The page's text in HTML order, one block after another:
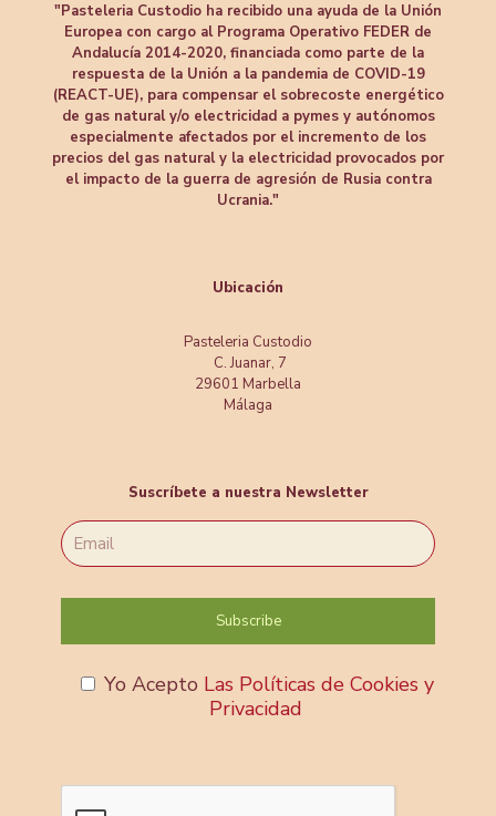
"Pasteleria Custodio ha recibido una ayuda de la Unión
Europea con cargo al Programa Operativo FEDER de
Andalucía 2014-2020, financiada como parte de la
respuesta de la Unión a la pandemia de COVID-19
(REACT-UE), para compensar el sobrecoste energético
de gas natural y/o electricidad a pymes y autónomos
especialmente afectados por el incremento de los
precios del gas natural y la electricidad provocados por
el impacto de la guerra de agresión de Rusia contra
Ucrania."
Ubicación
Pasteleria Custodio
C. Juanar, 7
29601 Marbella
Málaga
Suscríbete a nuestra Newsletter
Yo Acepto Las Políticas de Cookies y
Privacidad